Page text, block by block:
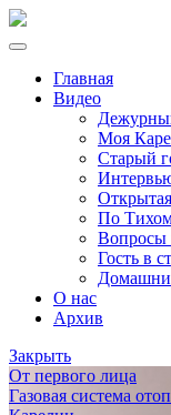
Главная
Видео
Моя
Старый
По
Вопросы
Гость в
О нас
Архив
Закрыть
От первого лица
Газовая система